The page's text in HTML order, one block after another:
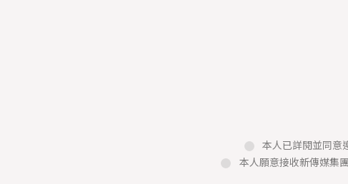
本人已詳閱並同意遵守本文列明條款及細則。 請瀏覽(
本人已詳閱並同意
本人願意接收新傳媒集